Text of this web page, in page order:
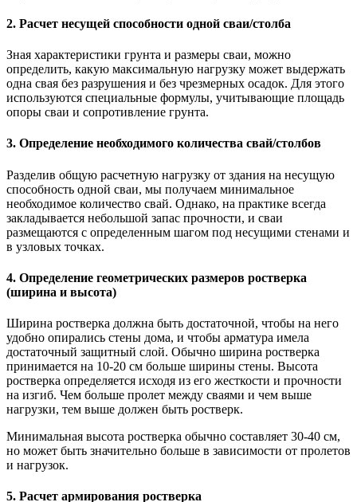
2. Расчет несущей способности одной сваи/столба
Зная характеристики грунта и размеры сваи, можно
определить, какую максимальную нагрузку может выдержать
одна свая без разрушения и без чрезмерных осадок. Для этого
используются специальные формулы, учитывающие площадь
опоры сваи и сопротивление грунта.
3. Определение необходимого количества свай/столбов
Разделив общую расчетную нагрузку от здания на несущую
способность одной сваи, мы получаем минимальное
необходимое количество свай. Однако, на практике всегда
закладывается небольшой запас прочности, и сваи
размещаются с определенным шагом под несущими стенами и
в узловых точках.
4. Определение геометрических размеров ростверка
(ширина и высота)
Ширина ростверка должна быть достаточной, чтобы на него
удобно опирались стены дома, и чтобы арматура имела
достаточный защитный слой. Обычно ширина ростверка
принимается на 10-20 см больше ширины стены. Высота
ростверка определяется исходя из его жесткости и прочности
на изгиб. Чем больше пролет между сваями и чем выше
нагрузки, тем выше должен быть ростверк.
Минимальная высота ростверка обычно составляет 30-40 см,
но может быть значительно больше в зависимости от пролетов
и нагрузок.
5. Расчет армирования ростверка